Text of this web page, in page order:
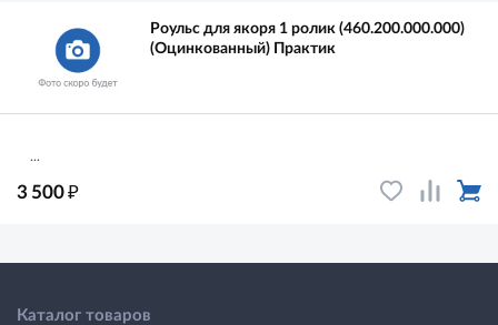
Роульс для якоря 1 ролик (460.200.000.000)
(Оцинкованный) Практик
...
3 500₽
Каталог товаров